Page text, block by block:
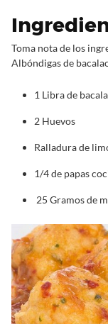
Toma nota de los
Albóndigas de
1 Libra de
2 Huevos
Ralladura de
1/4 de papas
25 Gramos de